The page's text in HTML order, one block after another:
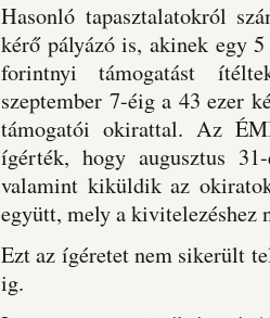
Hasonló tapasztalatokról
kérő pályázó is, akinek egy
forintnyi támogatást
szeptember 7-éig a 43 ezer
támogatói okirattal. Az
ígérték, hogy augusztus
valamint kiküldik az
együtt, mely a kivitelezéshez
Ezt az ígéretet nem sikerült
ig.